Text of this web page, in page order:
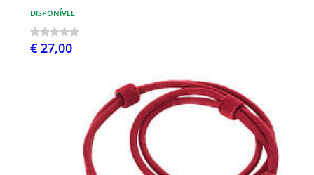
DISPONÍVEL
€ 27,00